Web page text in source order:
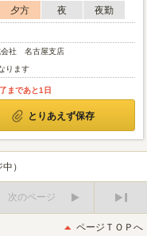
夕方 夜
夜勤
会社 名古屋支店
ります
まであと1日
とりあえず保存
）
次のページ
後
ページＴＯＰへ